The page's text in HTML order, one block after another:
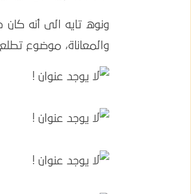
ونوه تايه الى أنه
والمعاناة، موضوع